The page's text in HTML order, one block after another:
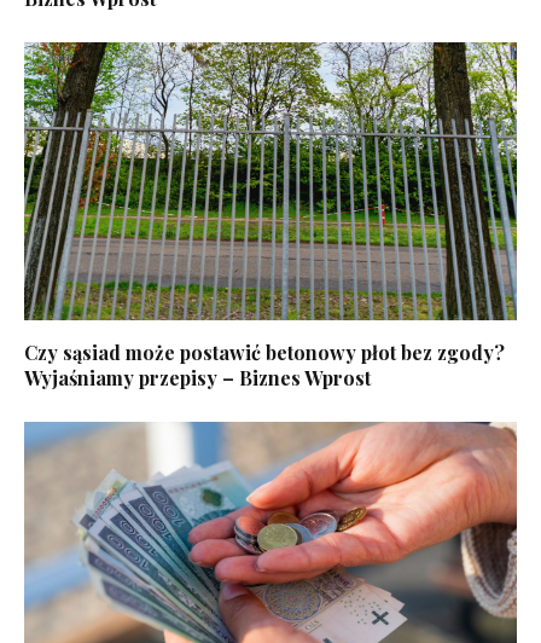
Czy sąsiad może postawić betonowy płot bez zgody?
Wyjaśniamy przepisy – Biznes Wprost